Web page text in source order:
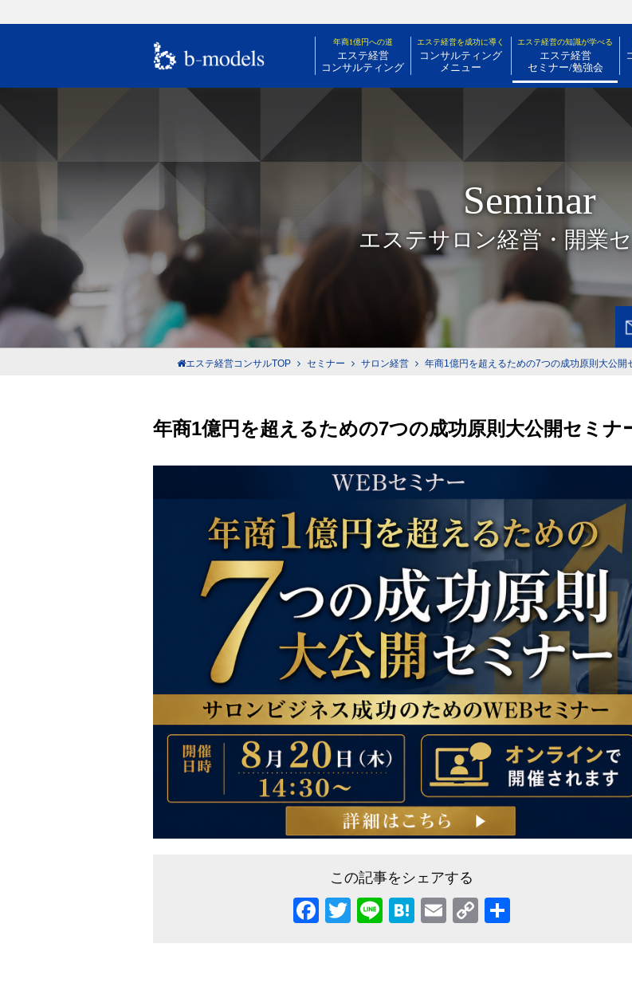
年商1億円への道
エステ経営
コンサルティング
エステ経営を成功に導く
コンサルティング
メニュー
エステ経営の知識が学べる
エステ経営
セミナー/勉強会
Seminar
エステサロン経営・開業
エステ経営コンサルTOP セミナー サロン経営 年商1億円を超えるための7つの成功原則大公開
年商1億円を超えるための7つの成功原則大公開セミナ
この記事をシェアする
F
T
Li
H
E
C